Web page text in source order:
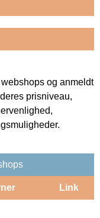
og anmeldt
prisniveau,
Link